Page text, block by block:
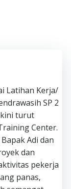
Latihan Kerja/
SP 2
kini turut
Center.
Adi dan
dan
pekerja
panas,